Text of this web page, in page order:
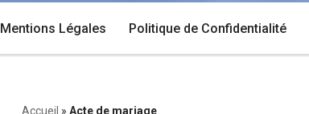
Mentions Légales Politique de Confidentialité
Accueil » Acte de mariage